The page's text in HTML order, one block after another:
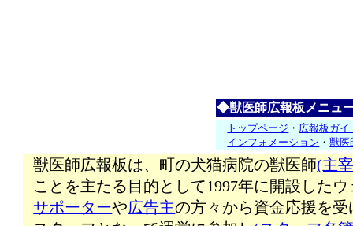
◆獣医師広報板メニュ
トップページ ・ 広報板ガイ
インフォメーション ・獣医
獣医師広報板は、町の犬猫病院の獣医師(主
ことを主たる目的として1997年に開設した
サポーターや広告主の方々から資金応援を受